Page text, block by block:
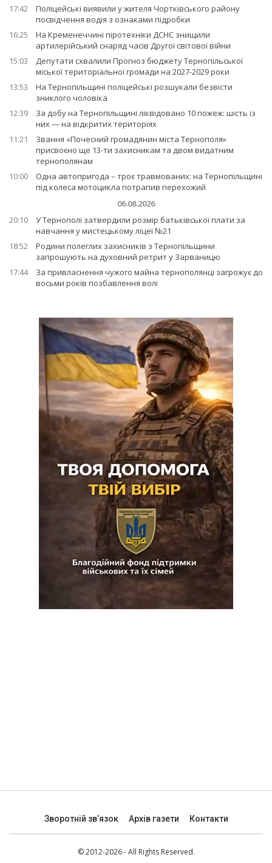
17:42
Поліцейські виявили у жителя Чортківського району
посвідчення водія з ознаками підробки
16:25
На Кременеччині піротехніки ДСНС знищили
артилерійський снаряд часів Другої світової війни
15:03
Депутати схвалили Прогноз бюджету Тернопільської
міської територіальної громади на 2027-2029 роки
13:53
На Тернопільщині поліцейські розшукали безвісти
зниклого чоловіка
12:39
За добу на Тернопільщині ліквідовано 10 пожеж: шість із
них — на відкритих територіях
11:21
Звання «Почесний громадянин міста Тернополя»
присвоєно ще 13-ти захисникам та двом видатним
тернополянам
10:00
Одна автопригода – троє травмованих: на Тернопільщині
під колеса мотоцикла потрапив перехожий
06.08.2026
20:10
У Тернополі затвердили розмір батьківської плати за
навчання у мистецькому ліцеї №21
18:52
Родини полеглих захисників з Тернопільщини
запрошують на духовний ретрит у Зарваницю
17:44
За привласнення чужого майна тернополянці загрожує до
восьми років позбавлення волі
Зворотній зв’язок Архів газети Контакти
© 2012-2026 - All Rights Reserved.